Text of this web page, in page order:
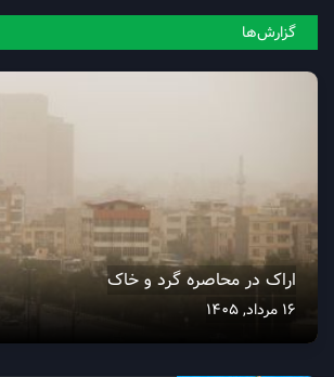
گزارش‌ها
اراک در محاصره گرد و خاک
16 مرداد, 1405